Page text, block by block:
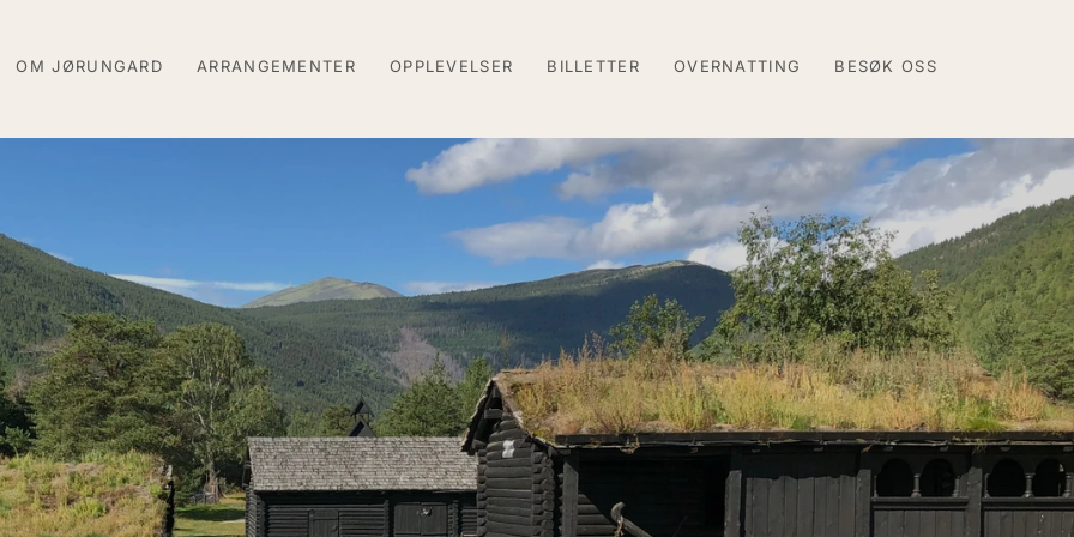
OM JØRUNGARD ARRANGEMENTER OPPLEVELSER BILLETTER OVERNATTING BESØK OSS